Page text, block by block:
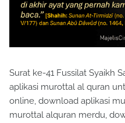
Surat ke-41 Fussilat Syaikh
aplikasi murottal al quran
online, download aplikasi
murottal alquran merdu,